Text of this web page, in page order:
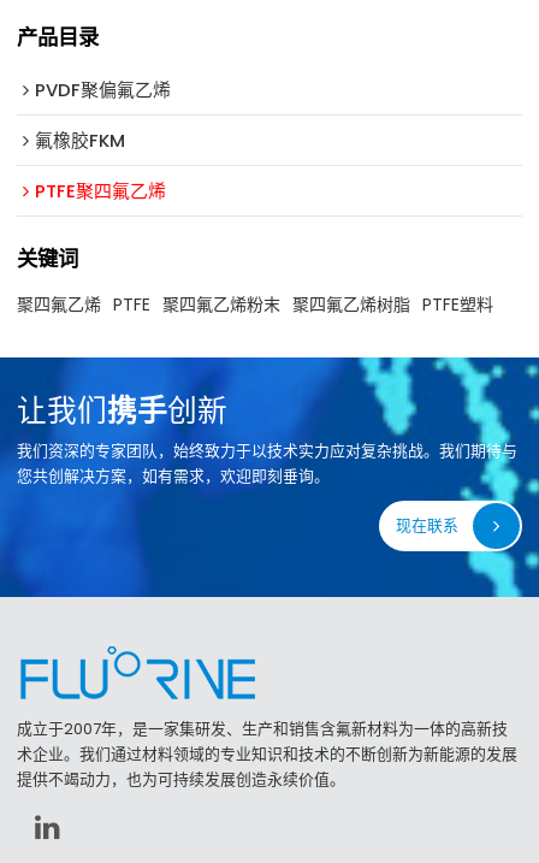
产品目录
PVDF聚偏氟乙烯
氟橡胶FKM
PTFE聚四氟乙烯
关键词
聚四氟乙烯 PTFE 聚四氟乙烯粉末 聚四氟乙烯树脂 PTFE塑料
让我们携手创新
我们资深的专家团队，始终致力于以技术实力应对复杂挑战。我们期待与
您共创解决方案，如有需求，欢迎即刻垂询。
现在联系
成立于2007年，是一家集研发、生产和销售含氟新材料为一体的高新技
术企业。我们通过材料领域的专业知识和技术的不断创新为新能源的发展
提供不竭动力，也为可持续发展创造永续价值。